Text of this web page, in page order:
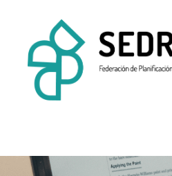
de
Planificación